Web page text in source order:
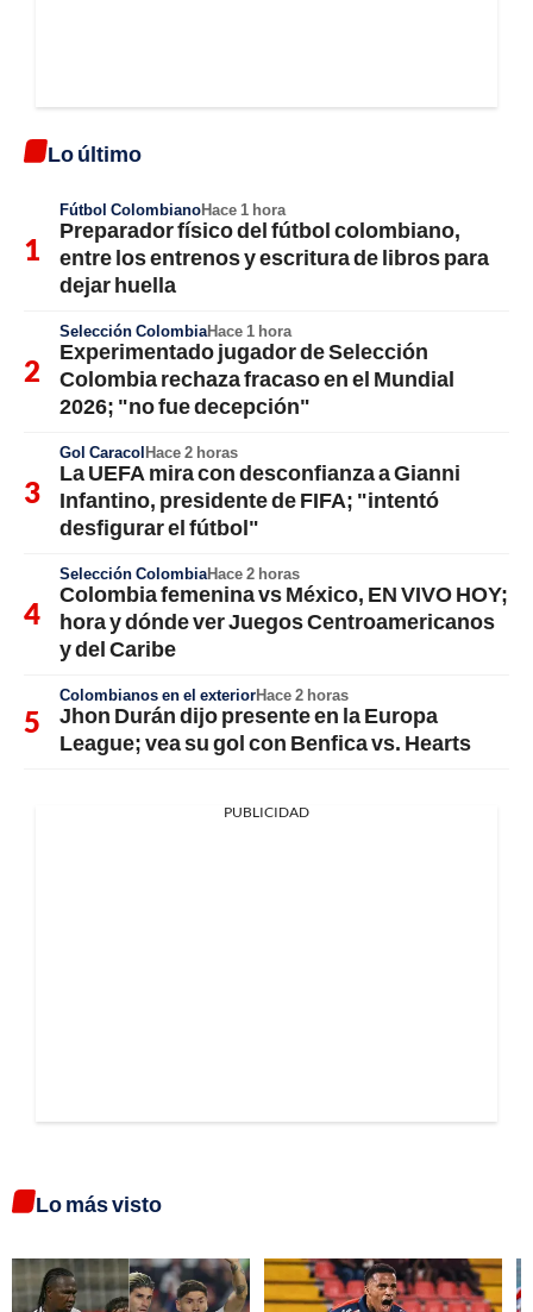
Lo último
Fútbol ColombianoHace 1 hora
Preparador físico del fútbol colombiano,
entre los entrenos y escritura de libros para
dejar huella
Selección ColombiaHace 1 hora
Experimentado jugador de Selección
Colombia rechaza fracaso en el Mundial
2026; "no fue decepción"
Gol CaracolHace 2 horas
La UEFA mira con desconfianza a Gianni
Infantino, presidente de FIFA; "intentó
desfigurar el fútbol"
Selección ColombiaHace 2 horas
Colombia femenina vs México, EN VIVO HOY;
hora y dónde ver Juegos Centroamericanos
y del Caribe
Colombianos en el exteriorHace 2 horas
Jhon Durán dijo presente en la Europa
League; vea su gol con Benfica vs. Hearts
PUBLICIDAD
Lo más visto